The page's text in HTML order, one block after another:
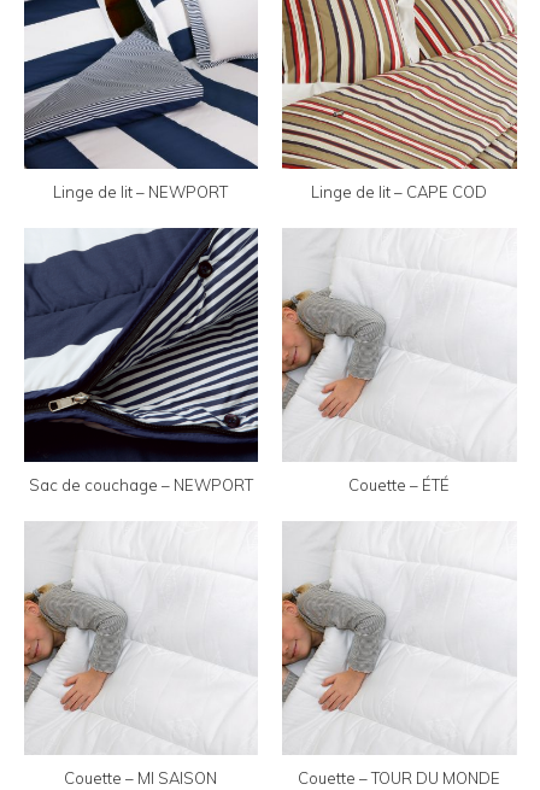
Linge de lit – NEWPORT Linge de lit – CAPE COD
Sac de couchage – NEWPORT Couette – ÉTÉ
Couette – MI SAISON Couette – TOUR DU MONDE